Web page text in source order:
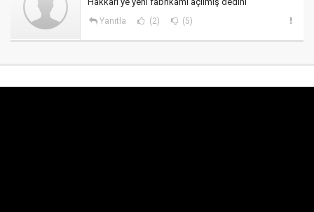
Yanıtla (2) (5)